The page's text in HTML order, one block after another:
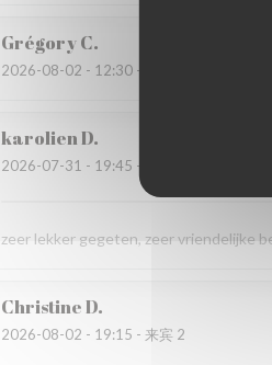
GrégoryC
2026-08-02 - 12:30 - 来宾 2
karolienD
2026-07-31 - 19:45 - 来宾 4
zeer lekker gegeten, zeer vriendelijke
ChristineD
2026-08-02 - 19:15 - 来宾 2